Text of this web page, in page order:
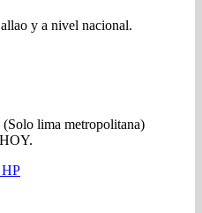
y a nivel nacional.
(Solo lima metropolitana)